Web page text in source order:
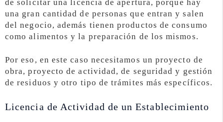
de solicitar una licencia de apertura, porque hay
una gran cantidad de personas que entran y salen
del negocio, además tienen productos de consumo
como alimentos y la preparación de los mismos.
Por eso, en este caso necesitamos un proyecto de
obra, proyecto de actividad, de seguridad y gestión
de residuos y otro tipo de trámites más específicos.
Licencia de Actividad de un Establecimiento